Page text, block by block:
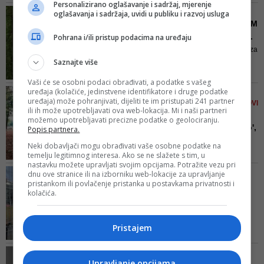
prostoru BiH!
prije 30 godina doprinio da se
organizacija referenduma
uspješno odradi, na koji način su
svoj doprinos dali brojni ljudi iz
onih...
ZNAČAJNA SREDSTVA
Gradu Tuzla oko milion KM
iz EU IPA programa za ur...
Biće uređeno 16 mikro lokacija za
LED rasvjeta duž pristupne ceste,
igralište za djecu, klupe i ostali
mobilijar
FOTO/ ZAPUŠTENI DIO
SARAJEVA DOBIO SKROZ NOVI
IZGLED
Kampus UNSA 'progledao',
Svi komunalni radnici ovog
preduzeća dobit će zasluženu
stimulaciju na platu, čime će se
stvoriti uslovi za trajno povećanje
FOTO/ NAKON ZAVRŠETKA
PRVE FAZE PROJEKTA
na lijevoj obali Miljacke...
uređena je šetnica od mosta
ukupne dužine 400 metara, a
DOM JE NAJBITNIJI
Personalizirano oglašavanje i sadržaj, mjerenje
oglašavanja i sadržaja, uvidi u publiku i razvoj usluga
Pohrana i/ili pristup podacima na uređaju
Saznajte više
Vaši će se osobni podaci obrađivati, a podatke s vašeg
uređaja (kolačiće, jedinstvene identifikatore i druge podatke
uređaja) može pohranjivati, dijeliti te im pristupati 241 partner
ili ih može upotrebljavati ova web-lokacija. Mi i naši partneri
možemo upotrebljavati precizne podatke o geolociranju.
Popis partnera.
Neki dobavljači mogu obrađivati vaše osobne podatke na
temelju legitimnog interesa. Ako se ne slažete s tim, u
nastavku možete upravljati svojim opcijama. Potražite vezu pri
dnu ove stranice ili na izborniku web-lokacije za upravljanje
pristankom ili povlačenje pristanka u postavkama privatnosti i
kolačića.
Pristajem